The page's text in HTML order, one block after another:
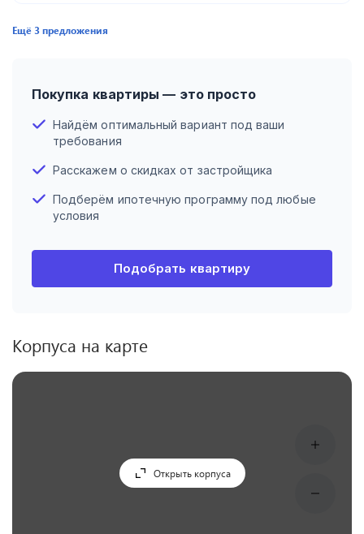
Ещё3предложения
Покупка квартиры — это просто
Найдём оптимальный вариант под ваши
требования
Расскажем о скидках от застройщика
Подберём ипотечную программу под любые
условия
Подобрать квартиру
Корпуса на карте
Открыть корпуса